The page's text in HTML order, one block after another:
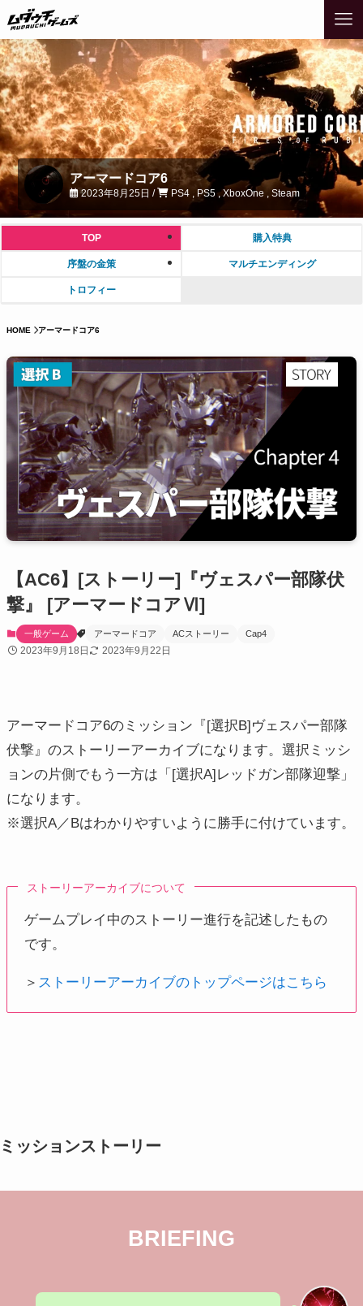
アーマードコア6
2023年8月25日 / PS4 , PS5 , XboxOne , Steam
TOP 購入特典
序盤の金策 マルチエンディング
トロフィー
HOME アーマードコア6
【AC6】[ストーリー]『ヴェスパー部隊伏
撃』 [アーマードコアⅥ]
一般ゲーム アーマードコア ACストーリー Cap4
2023年9月18日 2023年9月22日
アーマードコア6のミッション『[選択B]ヴェスパー部隊
伏撃』のストーリーアーカイブになります。選択ミッシ
ョンの片側でもう一方は「[選択A]レッドガン部隊迎撃」
になります。
※選択A／Bはわかりやすいように勝手に付けています。
ストーリーアーカイブについて
ゲームプレイ中のストーリー進行を記述したもの
です。
＞ ストーリーアーカイブのトップページはこちら
ミッションストーリー
BRIEFING